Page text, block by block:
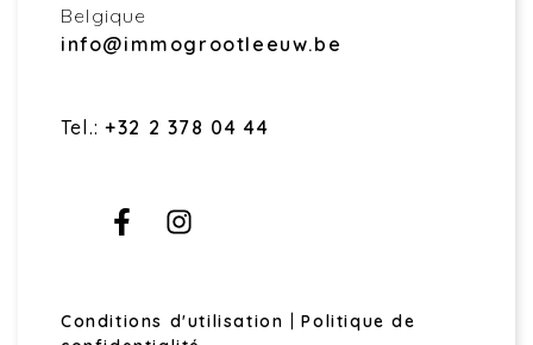
Belgique
info@immogrootleeuw.be
Tel.: +32 2 378 04 44
Conditions d'utilisation |Politique de